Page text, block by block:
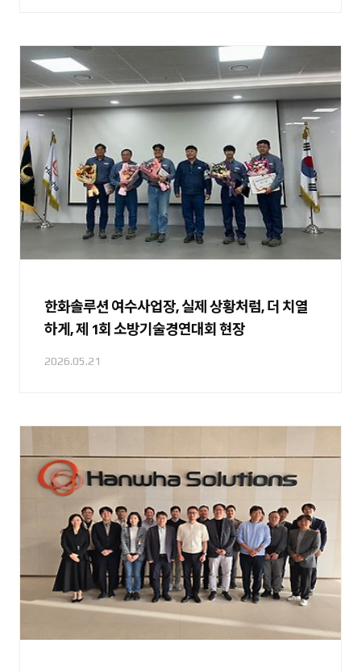
한화솔루션 여수사업장, 실제 상황처럼, 더 치열
하게, 제 1회 소방기술경연대회 현장
2026.05.21